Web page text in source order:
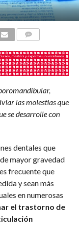
las molestias que
se desarrolle con
dentales que
mayor gravedad
frecuente que
y sean más
en numerosas
el trastorno de